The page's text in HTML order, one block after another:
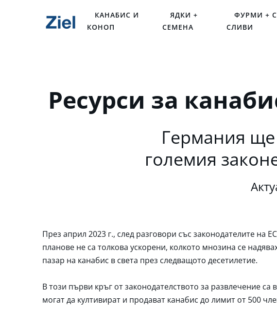
КАНАБИС И
КОНОП
ЯДКИ +
СЕМЕНА
ФУРМИ +
СЛИВИ
Ресурси за
Германия
големия
През април 2023 г., след разговори със законодателите на
планове не са толкова ускорени, колкото мнозина се
пазар на канабис в света през следващото десетилетие.
В този първи кръг от законодателството за развлечение
могат да култивират и продават канабис до лимит от 500